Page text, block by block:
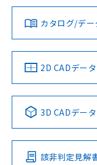
ダウンロードデータ
みください。
ソフトウェアの使用条
対応済み
中国 RoHS 注意
Pb
O
LR型式承認
（イギリス
船舶規格）
No
その他の認
カタログ/デ
2D CADデータ
3D CADデータ
該非判定見解